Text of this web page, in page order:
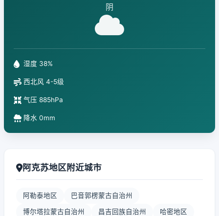
阴
湿度 38%
西北风 4-5级
气压 885hPa
降水 0mm
阿克苏地区附近城市
阿勒泰地区 巴音郭楞蒙古自治州
博尔塔拉蒙古自治州 昌吉回族自治州 哈密地区